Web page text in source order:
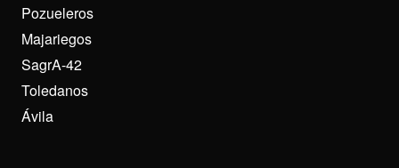
Pozueleros
Majariegos
SagrA-42
Toledanos
Ávila